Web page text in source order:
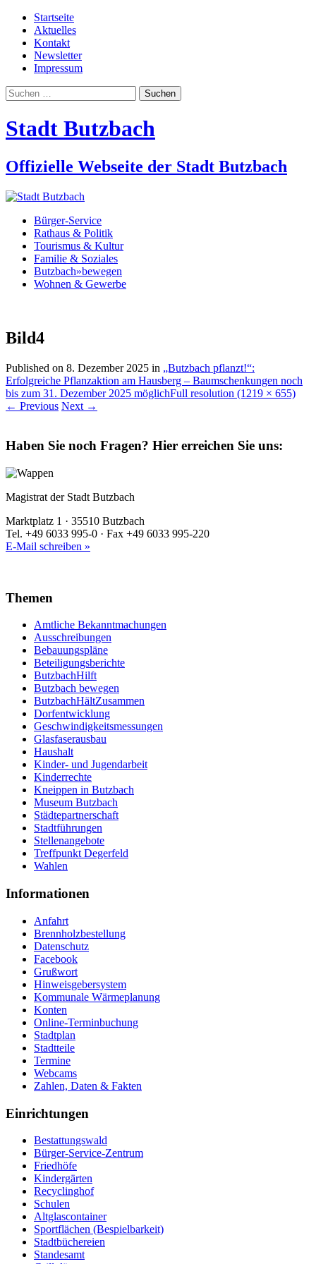
Startseite
Aktuelles
Kontakt
Newsletter
Impressum
Suchen
nach:
Stadt Butzbach
Offizielle Webseite der Stadt Butzbach
Bürger-Service
Rathaus & Politik
Tourismus & Kultur
Familie & Soziales
Butzbach»bewegen
Wohnen & Gewerbe
Bild4
Published on 8. Dezember 2025 in „Butzbach pflanzt!“:
Erfolgreiche Pflanzaktion am Hausberg – Baumschenkungen noch
bis zum 31. Dezember 2025 möglichFull resolution (1219 × 655)
← Previous Next →
Haben Sie noch Fragen? Hier erreichen Sie uns:
Magistrat der Stadt Butzbach
Marktplatz 1 · 35510 Butzbach
Tel. +49 6033 995-0 · Fax +49 6033 995-220
E-Mail schreiben »
Themen
Amtliche Bekanntmachungen
Ausschreibungen
Bebauungspläne
Beteiligungsberichte
ButzbachHilft
Butzbach bewegen
ButzbachHältZusammen
Dorfentwicklung
Geschwindigkeitsmessungen
Glasfaserausbau
Haushalt
Kinder- und Jugendarbeit
Kinderrechte
Kneippen in Butzbach
Museum Butzbach
Städtepartnerschaft
Stadtführungen
Stellenangebote
Treffpunkt Degerfeld
Wahlen
Informationen
Anfahrt
Brennholzbestellung
Datenschutz
Facebook
Grußwort
Hinweisgebersystem
Kommunale Wärmeplanung
Konten
Online-Terminbuchung
Stadtplan
Stadtteile
Termine
Webcams
Zahlen, Daten & Fakten
Einrichtungen
Bestattungswald
Bürger-Service-Zentrum
Friedhöfe
Kindergärten
Recyclinghof
Schulen
Altglascontainer
Sportflächen (Bespielbarkeit)
Stadtbüchereien
Standesamt